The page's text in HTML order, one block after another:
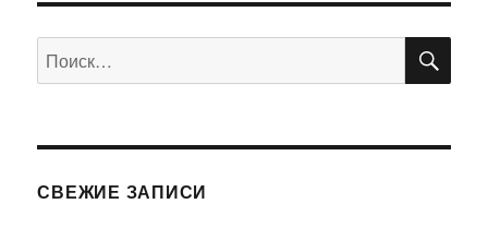
Искать:
СВЕЖИЕ ЗАПИСИ